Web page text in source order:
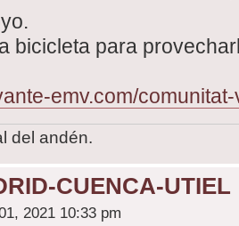
bicicleta para
emv.com/
del andén.
CUENCA-UTIEL
2021 10:33 pm